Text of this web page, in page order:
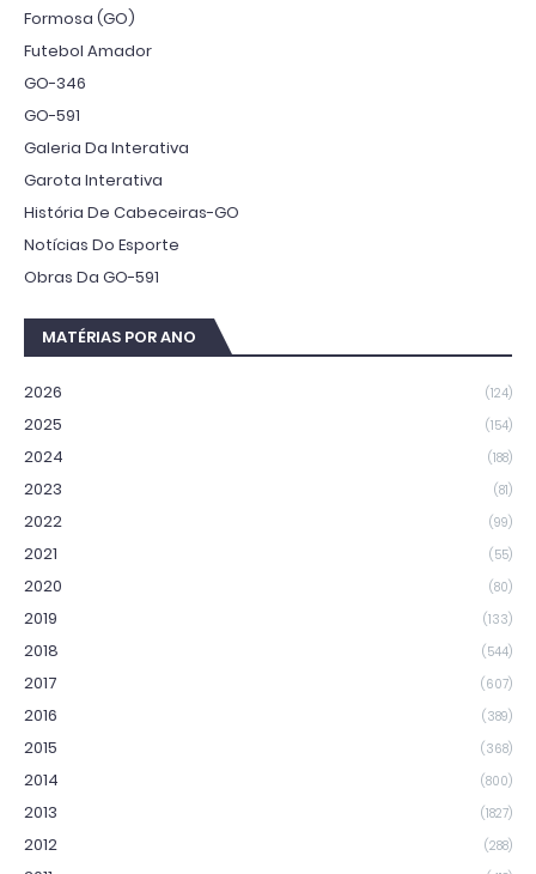
Formosa (GO)
Futebol Amador
GO-346
GO-591
Galeria Da Interativa
Garota Interativa
História De Cabeceiras-GO
Notícias Do Esporte
Obras Da GO-591
MATÉRIAS POR ANO
2026 (124)
2025 (154)
2024 (188)
2023 (81)
2022 (99)
2021 (55)
2020 (80)
2019 (133)
2018 (544)
2017 (607)
2016 (389)
2015 (368)
2014 (800)
2013 (1827)
2012 (288)